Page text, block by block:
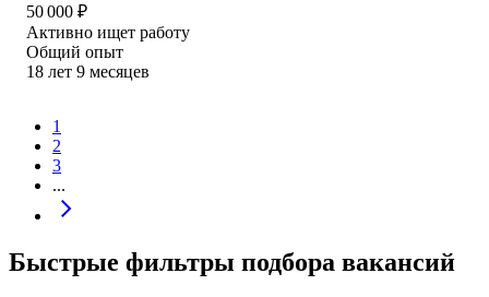
50 000 ₽
Активно ищет работу
Общий опыт
18 лет 9 месяцев
1
2
3
...
Быстрые фильтры подбора вакансий